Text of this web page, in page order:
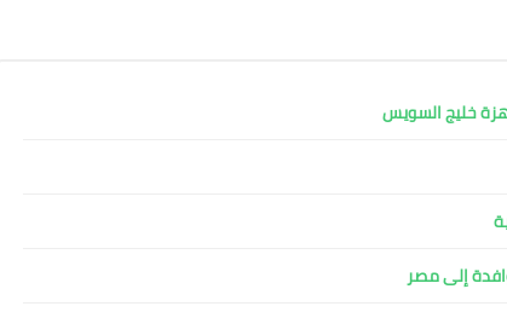
خليج السويس
إلى مصر